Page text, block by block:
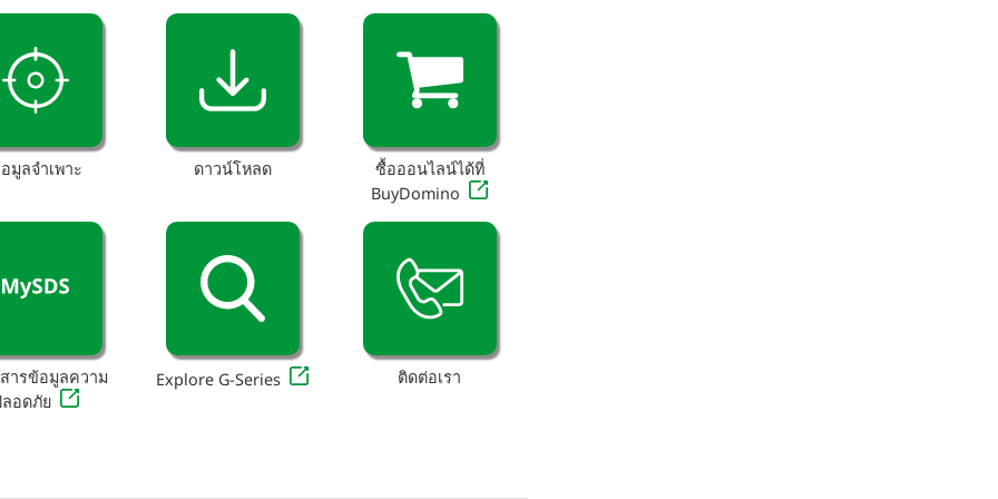
มูลจำเพาะ ดาวน์โหลด
ซื้อออนไลน์ได้ที่
BuyDomino
ารข้อมูลความ
อดภัย
Explore G-Series ติดต่อเรา